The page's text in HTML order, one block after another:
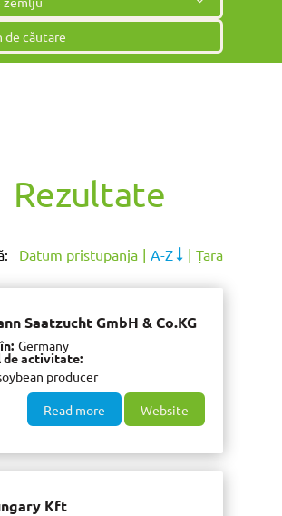
Rezultate
Datum pristupanja A-Z Țara
Saatzucht GmbH & Co.KG
Germany
de activitate
producer
Read more Website
Kft